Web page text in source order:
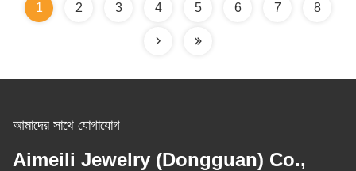
1 2 3 4 5 6 7 8
আমাদের সাথে যোগাযোগ
Aimeili Jewelry (Dongguan) Co.,